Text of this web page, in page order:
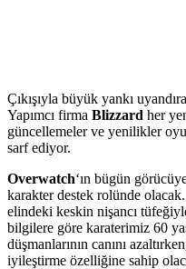
Çıkışıyla büyük yankı
Yapımcı firma Blizzard her
güncellemeler ve yenilikler
sarf ediyor.
Overwatch‘ın bügün
karakter destek rolünde olacak.
elindeki keskin nişancı
bilgilere göre karaterimiz 60
düşmanlarının canını
iyileştirme özelliğine sahip